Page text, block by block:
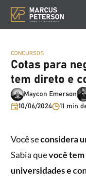
CONCURSOS
Cotas para
tem direto e
Maycon Emerson
10/06/2024
11 min
Você seconsidera
Sabia quevocê tem
universidades e